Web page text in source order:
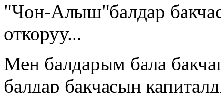
"Чон-Алыш"балдар
откоруу...
Мен балдарым бала
балдар бакчасын